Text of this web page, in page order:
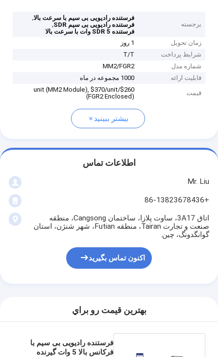
برجسته
فرستنده رادیویی بی سیم با سرعت بالا,
فرستنده رادیویی بی سیم SDR
,
فرستنده SDR 5 وات با سرعت بالا
زمان تحویل
1 روز
شرایط پرداخت
T/T
شماره مدل
MM2/FGR2
قابلیت ارائه
1000 مجموعه در ماه
قیمت
$260/unit (MM2 Module), $370/unit
(FGR2 Enclosed)
بیشتر ببینید
اطلاعات تماس
Mr. Liu
+86-13823678436
اتاق 3A17، ساوت پلازا، ساختمان Cangsong، منطقه
صنعت و تجارت Tairan، منطقه Futian، شهر شنژن، استان
گوانگدونگ، چین.
اکنون تماس بگیرید
بهترين قيمت رو براي
فرستنده رادیویی بی سیم با
فرکانس بالا 5 وات گیرنده